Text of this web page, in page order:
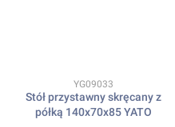
Kod produktu
YG09033
Stół przystawny skręcany z
półką 140x70x85 YATO